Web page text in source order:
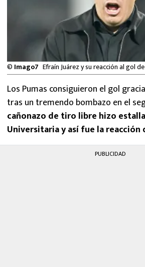
NFL
© Imago7 Efraín Juárez y su reacción al gol
Los Pumas consiguieron el gol
tras un tremendo bombazo en el
cañonazo de tiro libre hizo
Universitaria y así fue la reacción
PUBLICIDAD